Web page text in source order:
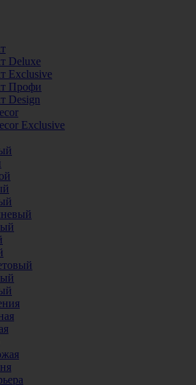
Deluxe
Exclusive
Профи
Design
Exclusive